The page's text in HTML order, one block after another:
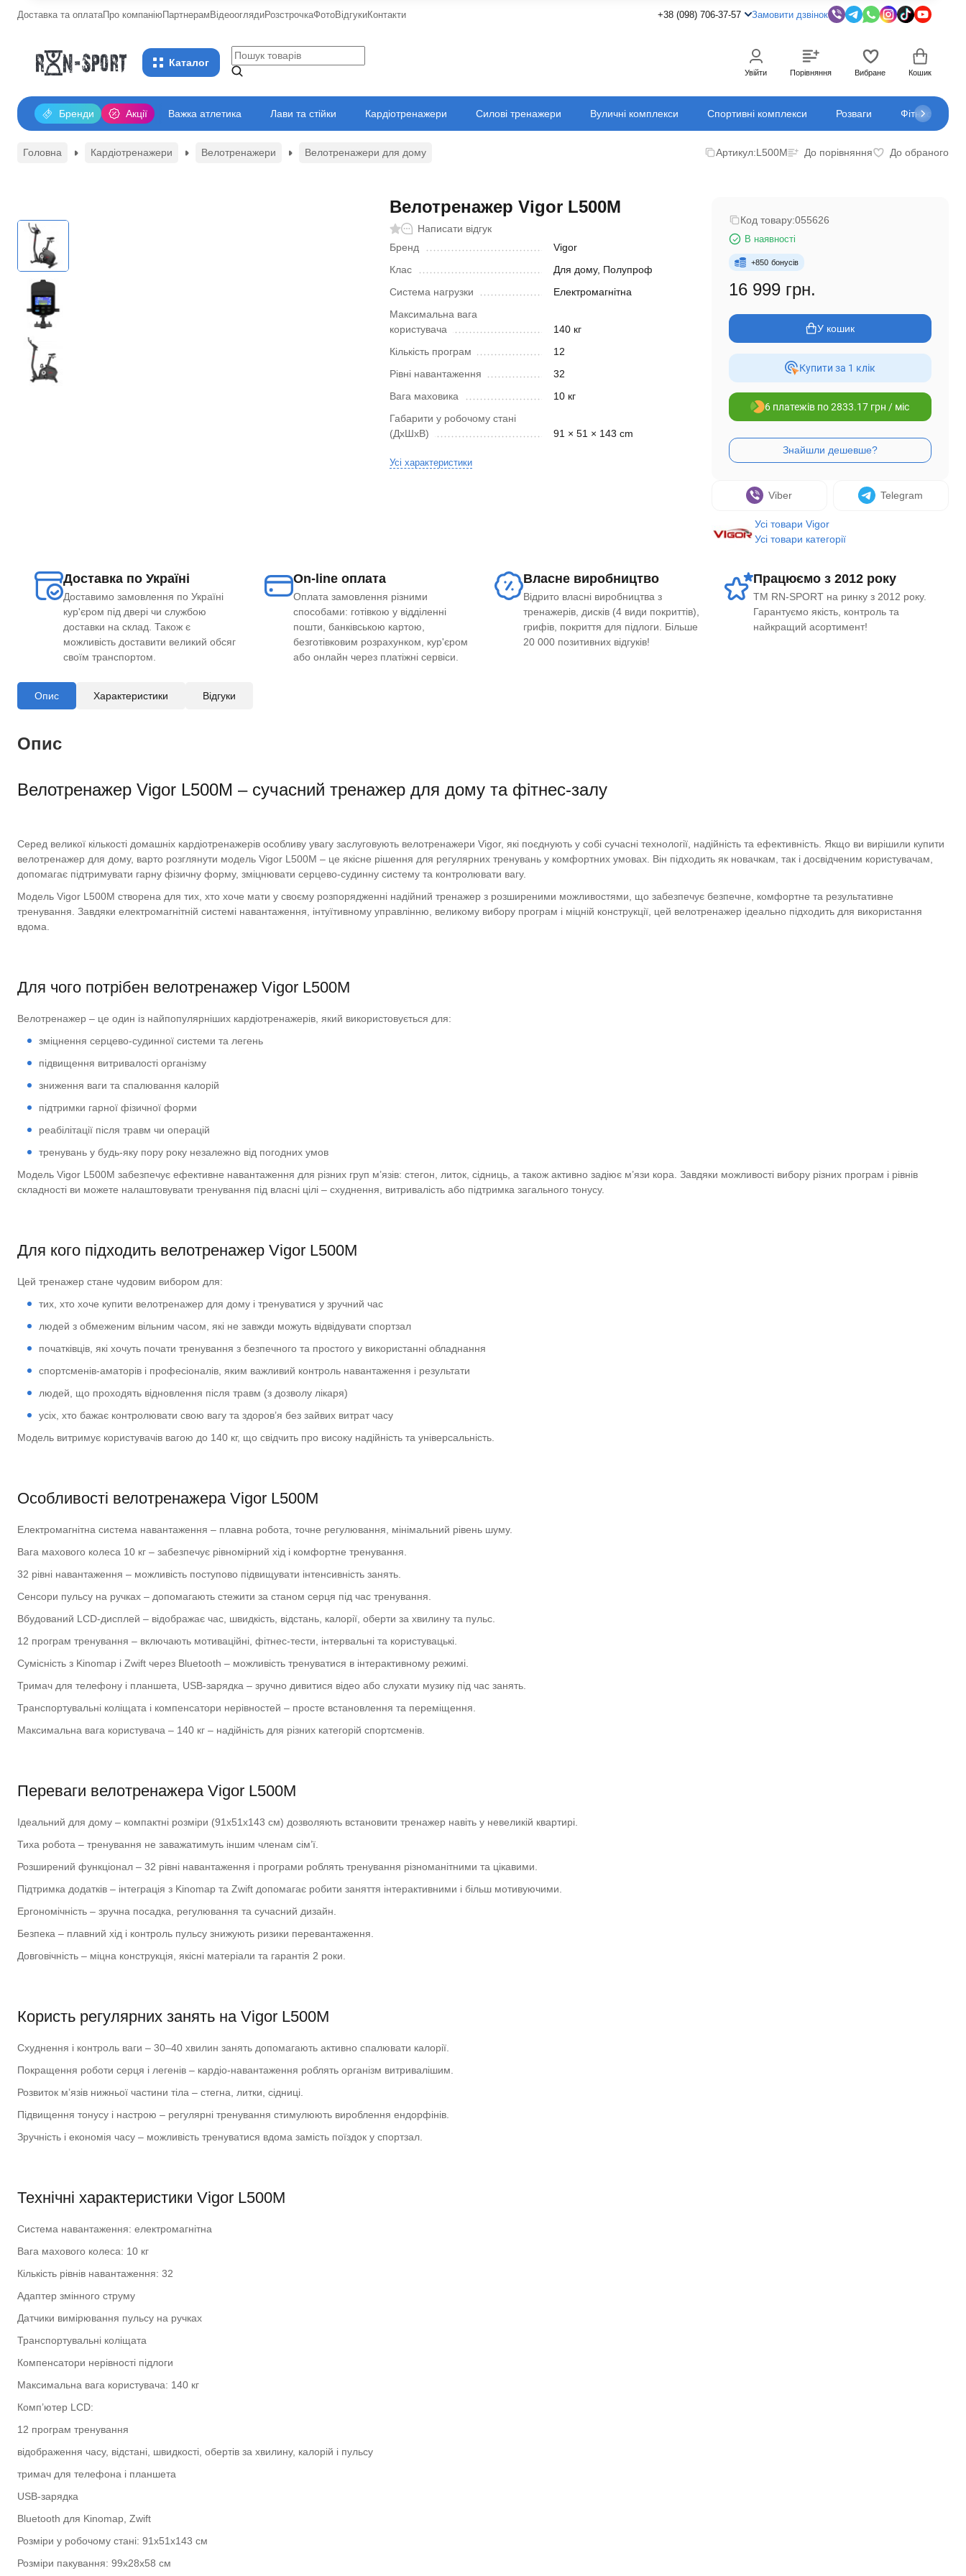
Доставка та оплатаПро компаніюПартнерамВідеооглядиРозстрочкаФотоВідгукиКонтакти +38 (098) 706-37-57 Замовити дзвінок
Каталог
Увійти Порівняння Вибране Кошик
Акції
Бренди Важка атлетика Лави та стійки Кардіотренажери Силові тренажери Вуличні комплекси Спортивні комплекси Розваги Фітнес
Головна Кардіотренажери Велотренажери Велотренажери для дому Артикул:L500M До порівняння До обраного
Велотренажер Vigor L500M
Написати відгук
Бренд
Vigor
Клас
Для дому, Полупроф
Система нагрузки
Електромагнітна
Максимальна вага
користувача
140 кг
Кількість програм
12
Рівні навантаження
32
Вага маховика
10 кг
Габарити у робочому стані
(ДхШхВ)
91 × 51 × 143 cm
Усі характеристики
Код товару:055626
В наявності
+850 бонусів
16 999 грн.
У кошик
Купити за 1 клiк
6 платежів по 2833.17 грн / міс
Viber Telegram
Усі товари Vigor
Усі товари категорії
Доставка по Україні
Доставимо замовлення по Україні
кур'єром під двері чи службою
доставки на склад. Також є
можливість доставити великий обсяг
своїм транспортом.
On-line оплата
Оплата замовлення різними
способами: готівкою у відділенні
пошти, банківською картою,
безготівковим розрахунком, кур'єром
або онлайн через платіжні сервіси.
Власне виробництво
Відрито власні виробництва з
тренажерів, дисків (4 види покриттів),
грифів, покриття для підлоги. Більше
20 000 позитивних відгуків!
Працюємо з 2012 року
ТМ RN-SPORT на ринку з 2012 року.
Гарантуємо якість, контроль та
найкращий асортимент!
Опис Характеристики Відгуки
Опис
Велотренажер Vigor L500M – сучасний тренажер для дому та фітнес-залу
Серед великої кількості домашніх кардіотренажерів особливу увагу заслуговують велотренажери Vigor, які поєднують у собі сучасні технології, надійність та ефективність. Якщо ви вирішили купити
велотренажер для дому, варто розглянути модель Vigor L500M – це якісне рішення для регулярних тренувань у комфортних умовах. Він підходить як новачкам, так і досвідченим користувачам,
допомагає підтримувати гарну фізичну форму, зміцнювати серцево-судинну систему та контролювати вагу.
Модель Vigor L500M створена для тих, хто хоче мати у своєму розпорядженні надійний тренажер з розширеними можливостями, що забезпечує безпечне, комфортне та результативне
тренування. Завдяки електромагнітній системі навантаження, інтуїтивному управлінню, великому вибору програм і міцній конструкції, цей велотренажер ідеально підходить для використання
вдома.
Для чого потрібен велотренажер Vigor L500M
Велотренажер – це один із найпопулярніших кардіотренажерів, який використовується для:
зміцнення серцево-судинної системи та легень
підвищення витривалості організму
зниження ваги та спалювання калорій
підтримки гарної фізичної форми
реабілітації після травм чи операцій
тренувань у будь-яку пору року незалежно від погодних умов
Модель Vigor L500M забезпечує ефективне навантаження для різних груп м’язів: стегон, литок, сідниць, а також активно задіює м’язи кора. Завдяки можливості вибору різних програм і рівнів
складності ви можете налаштовувати тренування під власні цілі – схуднення, витривалість або підтримка загального тонусу.
Для кого підходить велотренажер Vigor L500M
Цей тренажер стане чудовим вибором для:
тих, хто хоче купити велотренажер для дому і тренуватися у зручний час
людей з обмеженим вільним часом, які не завжди можуть відвідувати спортзал
початківців, які хочуть почати тренування з безпечного та простого у використанні обладнання
спортсменів-аматорів і професіоналів, яким важливий контроль навантаження і результати
людей, що проходять відновлення після травм (з дозволу лікаря)
усіх, хто бажає контролювати свою вагу та здоров’я без зайвих витрат часу
Модель витримує користувачів вагою до 140 кг, що свідчить про високу надійність та універсальність.
Особливості велотренажера Vigor L500M
Електромагнітна система навантаження – плавна робота, точне регулювання, мінімальний рівень шуму.
Вага махового колеса 10 кг – забезпечує рівномірний хід і комфортне тренування.
32 рівні навантаження – можливість поступово підвищувати інтенсивність занять.
Сенсори пульсу на ручках – допомагають стежити за станом серця під час тренування.
Вбудований LCD-дисплей – відображає час, швидкість, відстань, калорії, оберти за хвилину та пульс.
12 програм тренування – включають мотиваційні, фітнес-тести, інтервальні та користувацькі.
Сумісність з Kinomap і Zwift через Bluetooth – можливість тренуватися в інтерактивному режимі.
Тримач для телефону і планшета, USB-зарядка – зручно дивитися відео або слухати музику під час занять.
Транспортувальні коліщата і компенсатори нерівностей – просте встановлення та переміщення.
Максимальна вага користувача – 140 кг – надійність для різних категорій спортсменів.
Переваги велотренажера Vigor L500M
Ідеальний для дому – компактні розміри (91х51х143 см) дозволяють встановити тренажер навіть у невеликій квартирі.
Тиха робота – тренування не заважатимуть іншим членам сім’ї.
Розширений функціонал – 32 рівні навантаження і програми роблять тренування різноманітними та цікавими.
Підтримка додатків – інтеграція з Kinomap та Zwift допомагає робити заняття інтерактивними і більш мотивуючими.
Ергономічність – зручна посадка, регулювання та сучасний дизайн.
Безпека – плавний хід і контроль пульсу знижують ризики перевантаження.
Довговічність – міцна конструкція, якісні матеріали та гарантія 2 роки.
Користь регулярних занять на Vigor L500M
Схуднення і контроль ваги – 30–40 хвилин занять допомагають активно спалювати калорії.
Покращення роботи серця і легенів – кардіо-навантаження роблять організм витривалішим.
Розвиток м’язів нижньої частини тіла – стегна, литки, сідниці.
Підвищення тонусу і настрою – регулярні тренування стимулюють вироблення ендорфінів.
Зручність і економія часу – можливість тренуватися вдома замість поїздок у спортзал.
Технічні характеристики Vigor L500M
Система навантаження: електромагнітна
Вага махового колеса: 10 кг
Кількість рівнів навантаження: 32
Адаптер змінного струму
Датчики вимірювання пульсу на ручках
Транспортувальні коліщата
Компенсатори нерівності підлоги
Максимальна вага користувача: 140 кг
Комп’ютер LCD:
12 програм тренування
відображення часу, відстані, швидкості, обертів за хвилину, калорій і пульсу
тримач для телефона і планшета
USB-зарядка
Bluetooth для Kinomap, Zwift
Розміри у робочому стані: 91х51х143 см
Розміри пакування: 99х28х58 см